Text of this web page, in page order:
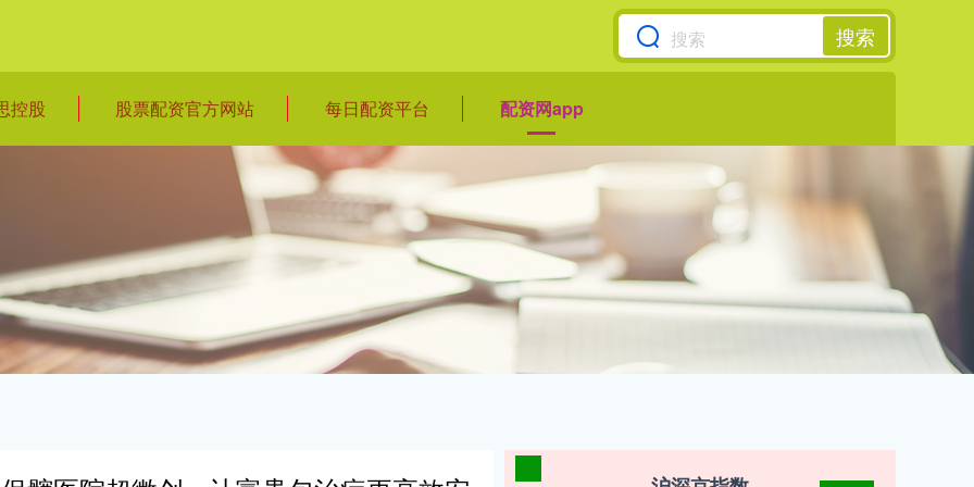
搜索
控股 股票配资官方网站 每日配资平台 配资网app